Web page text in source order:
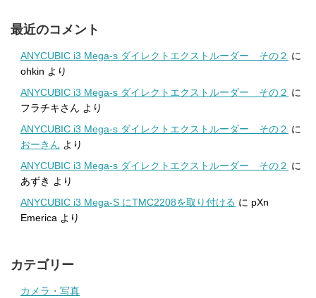
最近のコメント
ANYCUBIC i3 Mega-s ダイレクトエクストルーダー その２ に
ohkin より
ANYCUBIC i3 Mega-s ダイレクトエクストルーダー その２ に
フラチキさん より
ANYCUBIC i3 Mega-s ダイレクトエクストルーダー その２ に
おーきん より
ANYCUBIC i3 Mega-s ダイレクトエクストルーダー その２ に
あずき より
ANYCUBIC i3 Mega-S にTMC2208を取り付ける に pXn
Emerica より
カテゴリー
カメラ・写真